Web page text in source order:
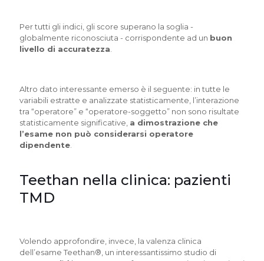
Per tutti gli indici, gli score superano la soglia -
globalmente riconosciuta - corrispondente ad un buon
livello di accuratezza
Altro dato interessante emerso è il seguente: in tutte le
variabili estratte e analizzate statisticamente, l’interazione
tra “operatore” e “operatore-soggetto” non sono risultate
statisticamente significative, a dimostrazione che
l’esame non può considerarsi operatore
dipendente
Teethan nella clinica: pazienti
TMD
Volendo approfondire, invece, la valenza clinica
dell’esame Teethan®, un interessantissimo studio di